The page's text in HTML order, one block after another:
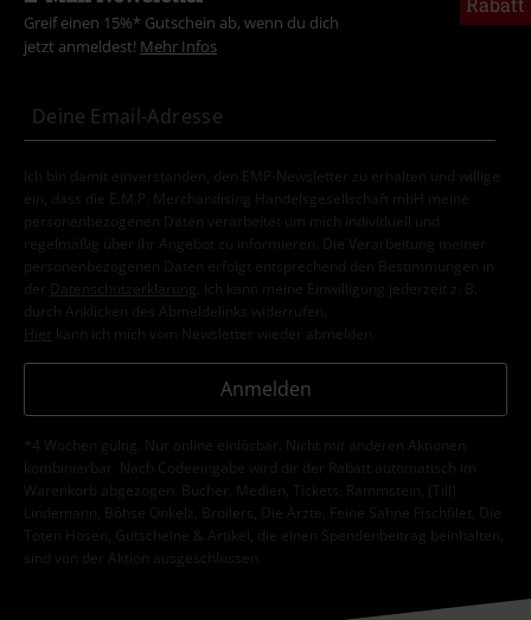
Greif einen 15%* Gutschein ab, wenn du dich
jetzt anmeldest! Mehr Infos
Ich bin damit einverstanden, den EMP-Newsletter zu erhalten und willige
ein, dass die E.M.P. Merchandising Handelsgesellschaft mbH meine
personenbezogenen Daten verarbeitet um mich individuell und
regelmäßig über ihr Angebot zu informieren. Die Verarbeitung meiner
personenbezogenen Daten erfolgt entsprechend den Bestimmungen in
der
Datenschutzerklärung
. Ich kann meine Einwilligung jederzeit z. B.
durch Anklicken des Abmeldelinks widerrufen.
Hier kann ich mich vom Newsletter wieder abmelden.
Anmelden
*4 Wochen gültig. Nur online einlösbar. Nicht mit anderen Aktionen
kombinierbar. Nach Codeeingabe wird dir der Rabatt automatisch im
Warenkorb abgezogen. Bücher, Medien, Tickets, Rammstein, (Till)
Lindemann, Böhse Onkelz, Broilers, Die Ärzte, Feine Sahne Fischfilet, Die
Toten Hosen, Gutscheine & Artikel, die einen Spendenbeitrag beinhalten,
sind von der Aktion ausgeschlossen.